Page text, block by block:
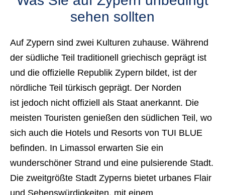
sehen sollten
Auf Zypern sind zwei Kulturen zuhause. Während
der südliche Teil traditionell griechisch geprägt ist
und die offizielle Republik Zypern bildet, ist der
nördliche Teil türkisch geprägt. Der Norden
ist jedoch nicht offiziell als Staat anerkannt. Die
meisten Touristen genießen den südlichen Teil, wo
sich auch die Hotels und Resorts von TUI BLUE
befinden. In Limassol erwarten Sie ein
wunderschöner Strand und eine pulsierende Stadt.
Die zweitgrößte Stadt Zyperns bietet urbanes Flair
und Sehenswürdigkeiten, mit einem